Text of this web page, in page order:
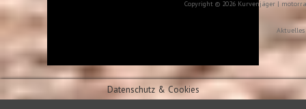
Copyright © 2026 Kurvenjäger |
Aktuelles
Datenschutz & Cookies